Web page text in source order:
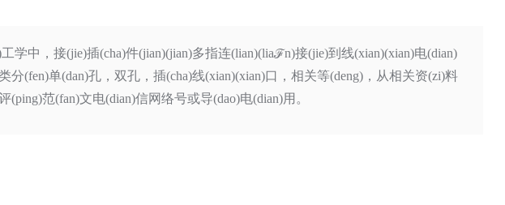
学中，接(jie)插(cha)件(jian)(jian)多指连(lian)(liaℱn)接(jie)到线(xian)(xian)电(dian)
(fen)单(dan)孔，双孔，插(cha)线(xian)(xian)口，相关等(deng)，从相关资(zi)料
范(fan)文电(dian)信网络号或导(dao)电(dian)用。